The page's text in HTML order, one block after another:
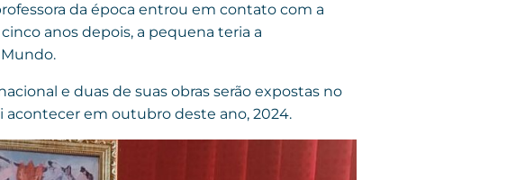
da época entrou em contato com a
anos depois, a pequena teria a
e duas de suas obras serão expostas no
acontecer em outubro deste ano, 2024.